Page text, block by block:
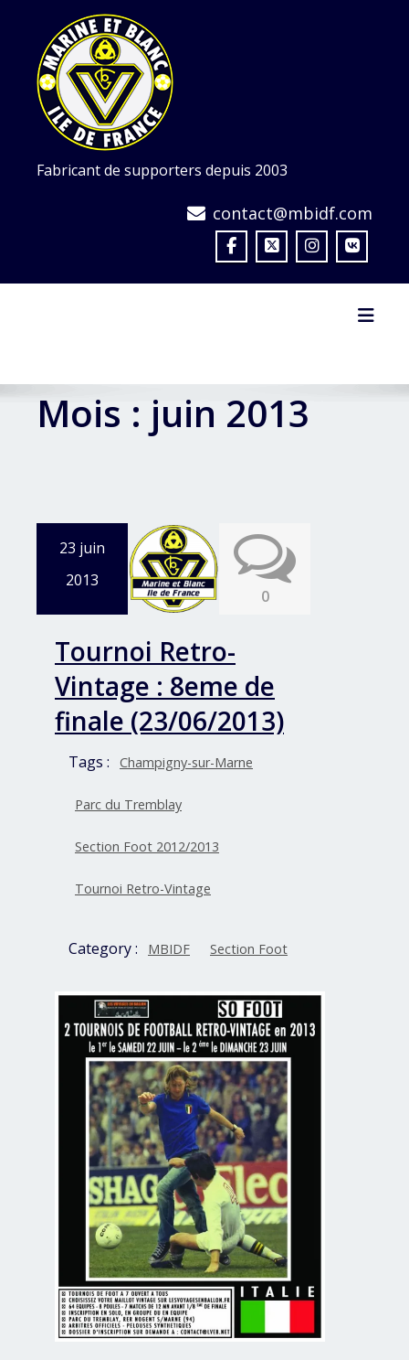
content
Fabricant de supporters depuis 2003
contact@mbidf.com
Mois : juin 2013
23 juin
2013
0
Tournoi Retro-
Vintage : 8eme de
finale (23/06/2013)
Tags : Champigny-sur-Marne
Parc du Tremblay
Section Foot 2012/2013
Tournoi Retro-Vintage
Category : MBIDF Section Foot